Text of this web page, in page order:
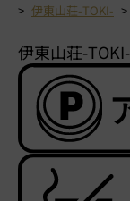
伊東山荘-TOKI-
伊東山荘-TOKI-